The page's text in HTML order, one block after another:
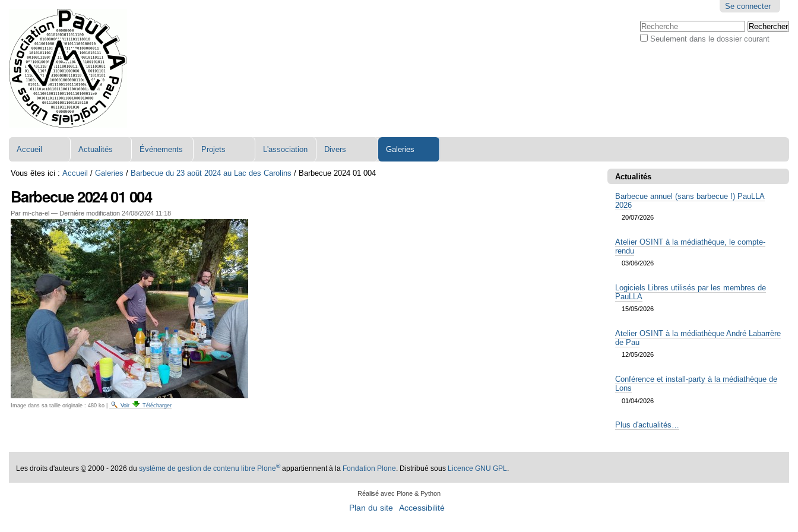
contenu.
Aller
à
la
navigation
personnels
Se connecter
Chercher par
Seulement dans le dossier courant
Accueil Actualités Événements Projets L'association Divers Galeries
Vous êtes ici : Accueil /Galeries / Barbecue du 23 août 2024 au Lac des Carolins / Barbecue 2024 01 004
Barbecue 2024 01 004
Par mi-cha-el — Dernière modification 24/08/2024 11:18
Image dans sa taille originale : 480 ko Voir Télécharger
Actualités
Barbecue annuel (sans barbecue !) PauLLA
2026
20/07/2026
Atelier OSINT à la médiathèque, le compte-
rendu
03/06/2026
Logiciels Libres utilisés par les membres de
PauLLA
15/05/2026
Atelier OSINT à la médiathèque André Labarrère
de Pau
12/05/2026
Conférence et install-party à la médiathèque de
Lons
01/04/2026
Plus d'actualités…
Les droits d'auteurs© 2000 - 2026 dusystème de gestion de contenu libre Plone®appartiennent à la Fondation Plone . Distribué sous Licence GNU GPL
Réalisé avec Plone & Python
Plan du site Accessibilité